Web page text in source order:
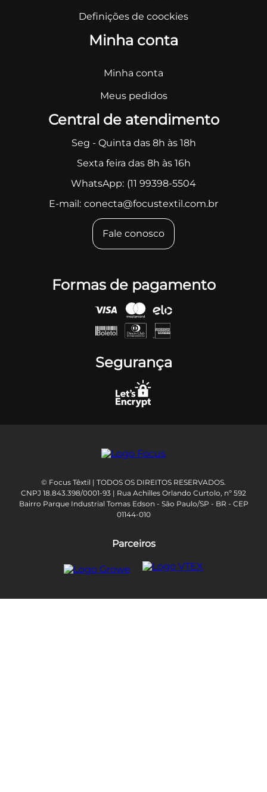
Definições de coockies
Minha conta
Minha conta
Meus pedidos
Central de atendimento
Seg - Quinta das 8h às 18h
Sexta feira das 8h às 16h
WhatsApp: (11 99398-5504
E-mail: conecta@focustextil.com.br
Fale conosco
Formas de pagamento
Segurança
© Focus Têxtil | TODOS OS DIREITOS RESERVADOS.
CNPJ 18.843.398/0001-93 | Rua Achilles Orlando Curtolo, nº 592
Bairro Parque Industrial Tomas Edson - São Paulo/SP - BR - CEP
01144-010
Parceiros